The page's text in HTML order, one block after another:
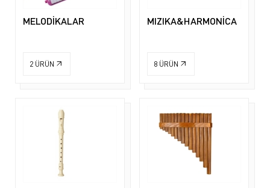
MELODİKALAR
2 ÜRÜN
MIZIKA&HARMONİCA
8 ÜRÜN